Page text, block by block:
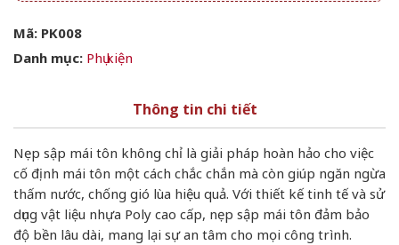
Mã: PK008
Danh mục: Phụ kiện
Thông tin chi tiết
Nẹp sập mái tôn không chỉ là giải pháp hoàn hảo cho việc
cố định mái tôn một cách chắc chắn mà còn giúp ngăn ngừa
thấm nước, chống gió lùa hiệu quả. Với thiết kế tinh tế và sử
dụng vật liệu nhựa Poly cao cấp, nẹp sập mái tôn đảm bảo
độ bền lâu dài, mang lại sự an tâm cho mọi công trình.